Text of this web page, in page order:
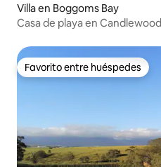
Villa en Boggoms Bay
Casa de playa en Candlewood
Favorito entre huéspedes
Favorito entre huéspedes